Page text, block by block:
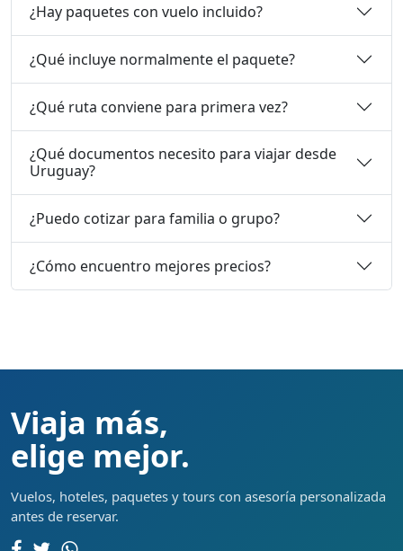
¿Hay paquetes con vuelo incluido?
¿Qué incluye normalmente el paquete?
¿Qué ruta conviene para primera vez?
¿Qué documentos necesito para viajar desde
Uruguay?
¿Puedo cotizar para familia o grupo?
¿Cómo encuentro mejores precios?
Viaja más,
elige mejor.
Vuelos, hoteles, paquetes y tours con asesoría personalizada
antes de reservar.